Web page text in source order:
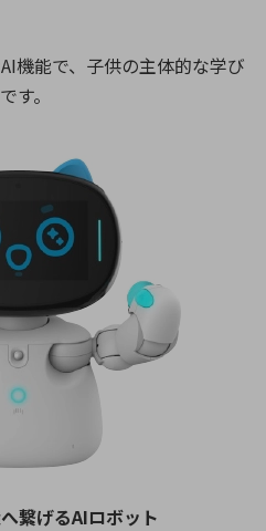
機能で、子供の主体的な学び
す。
繋げるAIロボット